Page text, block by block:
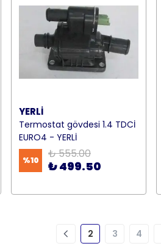
YERLİ
Termostat gövdesi 1.4 TDCİ
EURO4 - YERLİ
%10 ₺ 555.00
₺ 499.50
2 3 4